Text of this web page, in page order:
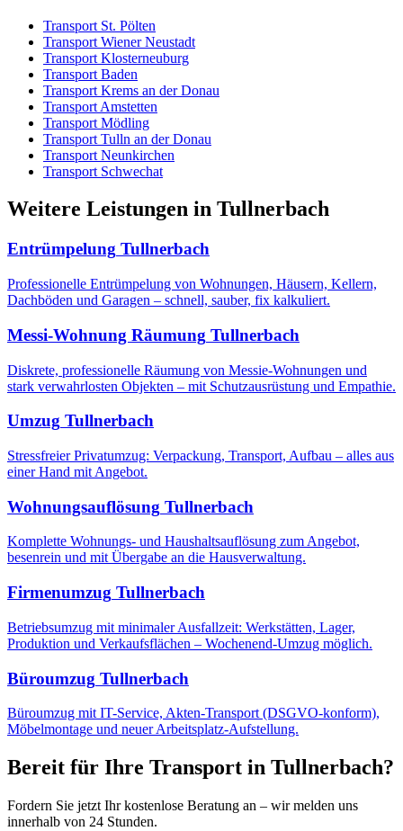
Transport St. Pölten
Transport Wiener Neustadt
Transport Klosterneuburg
Transport Baden
Transport Krems an der Donau
Transport Amstetten
Transport Mödling
Transport Tulln an der Donau
Transport Neunkirchen
Transport Schwechat
Weitere Leistungen in Tullnerbach
Entrümpelung Tullnerbach
Professionelle Entrümpelung von Wohnungen, Häusern, Kellern,
Dachböden und Garagen – schnell, sauber, fix kalkuliert.
Messi-Wohnung Räumung Tullnerbach
Diskrete, professionelle Räumung von Messie-Wohnungen und
stark verwahrlosten Objekten – mit Schutzausrüstung und Empathie.
Umzug Tullnerbach
Stressfreier Privatumzug: Verpackung, Transport, Aufbau – alles aus
einer Hand mit Angebot.
Wohnungsauflösung Tullnerbach
Komplette Wohnungs- und Haushaltsauflösung zum Angebot,
besenrein und mit Übergabe an die Hausverwaltung.
Firmenumzug Tullnerbach
Betriebsumzug mit minimaler Ausfallzeit: Werkstätten, Lager,
Produktion und Verkaufsflächen – Wochenend-Umzug möglich.
Büroumzug Tullnerbach
Büroumzug mit IT-Service, Akten-Transport (DSGVO-konform),
Möbelmontage und neuer Arbeitsplatz-Aufstellung.
Bereit für Ihre Transport in Tullnerbach?
Fordern Sie jetzt Ihr kostenlose Beratung an – wir melden uns
innerhalb von 24 Stunden.